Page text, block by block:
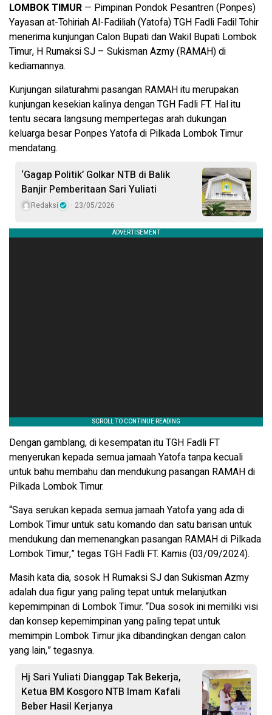
LOMBOK TIMUR — Pimpinan Pondok Pesantren (Ponpes)
Yayasan at-Tohiriah Al-Fadiliah (Yatofa) TGH Fadli Fadil Tohir
menerima kunjungan Calon Bupati dan Wakil Bupati Lombok
Timur, H Rumaksi SJ – Sukisman Azmy (RAMAH) di
kediamannya.
Kunjungan silaturahmi pasangan RAMAH itu merupakan
kunjungan kesekian kalinya dengan TGH Fadli FT. Hal itu
tentu secara langsung mempertegas arah dukungan
keluarga besar Ponpes Yatofa di Pilkada Lombok Timur
mendatang.
‘Gagap Politik’ Golkar NTB di Balik
Banjir Pemberitaan Sari Yuliati
Redaksi 23/05/2026
Dengan gamblang, di kesempatan itu TGH Fadli FT
menyerukan kepada semua jamaah Yatofa tanpa kecuali
untuk bahu membahu dan mendukung pasangan RAMAH di
Pilkada Lombok Timur.
“Saya serukan kepada semua jamaah Yatofa yang ada di
Lombok Timur untuk satu komando dan satu barisan untuk
mendukung dan memenangkan pasangan RAMAH di Pilkada
Lombok Timur,” tegas TGH Fadli FT. Kamis (03/09/2024).
Masih kata dia, sosok H Rumaksi SJ dan Sukisman Azmy
adalah dua figur yang paling tepat untuk melanjutkan
kepemimpinan di Lombok Timur. “Dua sosok ini memiliki visi
dan konsep kepemimpinan yang paling tepat untuk
memimpin Lombok Timur jika dibandingkan dengan calon
yang lain,” tegasnya.
Hj Sari Yuliati Dianggap Tak Bekerja,
Ketua BM Kosgoro NTB Imam Kafali
Beber Hasil Kerjanya